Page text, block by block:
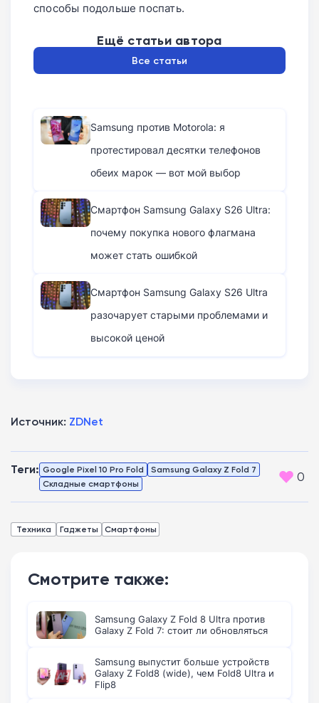
способы подольше поспать.
Ещё статьи автора
Все статьи
Samsung против Motorola: я
протестировал десятки телефонов
обеих марок — вот мой выбор
Смартфон Samsung Galaxy S26 Ultra:
почему покупка нового флагмана
может стать ошибкой
Смартфон Samsung Galaxy S26 Ultra
разочарует старыми проблемами и
высокой ценой
Источник: ZDNet
Теги: Google Pixel 10 Pro Fold
Samsung Galaxy Z Fold 7
Складные смартфоны
0
Техника Гаджеты Смартфоны
Смотрите также:
Samsung Galaxy Z Fold 8 Ultra против
Galaxy Z Fold 7: стоит ли обновляться
Samsung выпустит больше устройств
Galaxy Z Fold8 (wide), чем Fold8 Ultra и
Flip8